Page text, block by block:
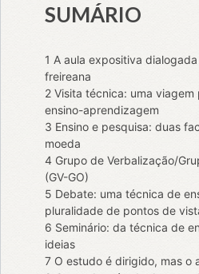
SUMÁRIO
1 A aula expositiva
freireana
2 Visita técnica: uma
ensino-aprendizagem
3 Ensino e pesquisa: duas
moeda
4 Grupo de Verbalização/
(GV-GO)
5 Debate: uma técnica de
pluralidade de pontos de
6 Seminário: da técnica de
ideias
7 O estudo é dirigido, mas o